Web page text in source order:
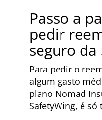
Passo a
pedir
seguro da
Para pedir o
algum gasto
plano Nomad
SafetyWing, é só